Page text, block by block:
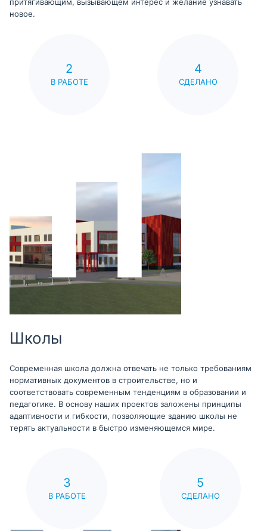
притягивающим, вызывающем интерес и желание узнавать
новое.
2
В РАБОТЕ
4
СДЕЛАНО
Школы
Современная школа должна отвечать не только требованиям
нормативных документов в строительстве, но и
соответствовать современным тенденциям в образовании и
педагогике. В основу наших проектов заложены принципы
адаптивности и гибкости, позволяющие зданию школы не
терять актуальности в быстро изменяющемся мире.
3
В РАБОТЕ
5
СДЕЛАНО